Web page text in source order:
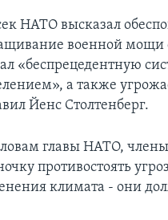
НАТО высказал
военной мощи
«беспрецедентную
а также
Йенс Столтенберг.
главы НАТО, члены
противостоять
климата - они